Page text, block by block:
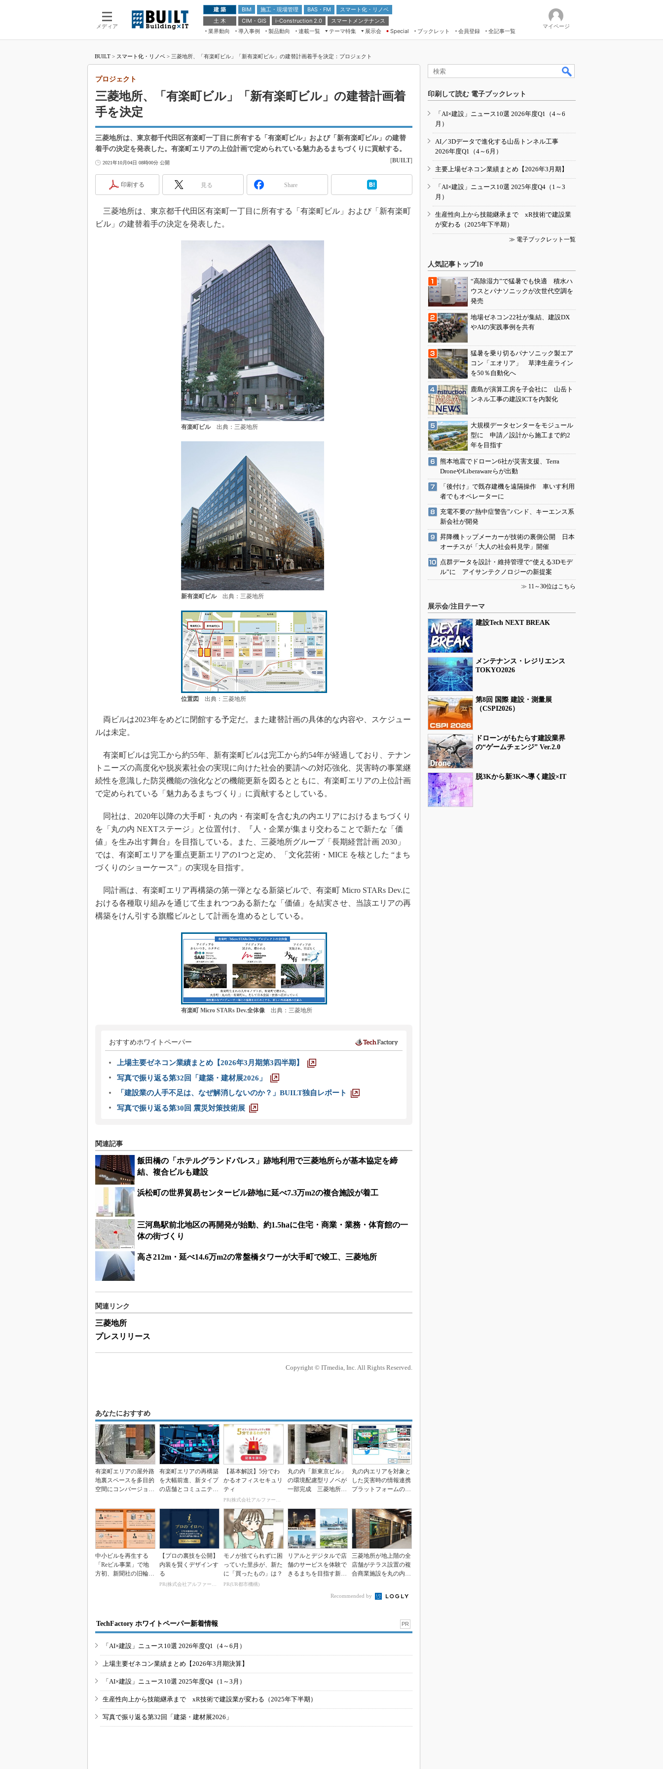
メディア
建 築 BIM 施工・現場管理 BAS・FM
スマート化・リノベ
土 木
CIM・GIS i-Construction 2.0
スマートメンテナンス
業界動向
導入事例 製品動向 連載一覧
テーマ特集
ドローンがもたらす建設業界の“ゲー
ムチェンジ” Ver.2.0
“Society5.0”時代のスマートビル
展示会
第8回 国際 建設・測量展
築・土木・不動産の先端技術展－
メンテナンス・レジリエンスOSAKA
日本 ものづくりワールド 2020
IGAS2018
Special ブックレット 会員登録 全記事一覧
マイページ
BUILT > スマート化・リノベ > 三菱地所、「有楽町ビル」「新有楽町ビル」の建替計画着手を決定：プロジェクト
三菱地所、「有楽町ビル」「新有楽町ビル」の建替計画着
手を決定
プロジェクト
三菱地所は、東京都千代田区有楽町一丁目に所有する「有楽町ビル」および「新有楽町ビル」の建替
着手の決定を発表した。有楽町エリアの上位計画で定められている魅力あるまちづくりに貢献する。
2021年10月04日 08時00分 公開 [BUILT]
印刷する 見る Share
三菱地所は、東京都千代田区有楽町一丁目に所有する「有楽町ビル」および「新有楽町
ビル」の建替着手の決定を発表した。
有楽町ビル出典：三菱地所
新有楽町ビル出典：三菱地所
位置図 出典：三菱地所
両ビルは2023年をめどに閉館する予定だ。また建替計画の具体的な内容や、スケジュー
ルは未定。
有楽町ビルは完工から約55年、新有楽町ビルは完工から約54年が経過しており、テナン
トニーズの高度化や脱炭素社会の実現に向けた社会的要請への対応強化、災害時の事業継
続性を意識した防災機能の強化などの機能更新を図るとともに、有楽町エリアの上位計画
で定められている「魅力あるまちづくり」に貢献するとしている。
同社は、2020年以降の大手町・丸の内・有楽町を含む丸の内エリアにおけるまちづくり
を「丸の内 NEXTステージ」と位置付け、『人・企業が集まり交わることで新たな「価
値」を生み出す舞台』を目指している。また、三菱地所グループ「長期経営計画 2030」
では、有楽町エリアを重点更新エリアの1つと定め、「文化芸術・MICE を核とした “まち
づくりのショーケース”」の実現を目指す。
同計画は、有楽町エリア再構築の第一弾となる新築ビルで、有楽町 Micro STARs Dev.に
おける各種取り組みを通じて生まれつつある新たな「価値」を結実させ、当該エリアの再
構築をけん引する旗艦ビルとして計画を進めるとしている。
有楽町 Micro STARs Dev.全体像出典：三菱地所
おすすめホワイトペーパー
上場主要ゼネコン業績まとめ【2026年3月期第3四半期】
写真で振り返る第32回「建築・建材展2026」
「建設業の人手不足は、なぜ解消しないのか？」BUILT独自レポート
写真で振り返る第30回 震災対策技術展
関連記事
飯田橋の「ホテルグランドパレス」跡地利用で三菱地所らが基本協定を締
結、複合ビルも建設
浜松町の世界貿易センタービル跡地に延べ7.3万m2の複合施設が着工
三河島駅前北地区の再開発が始動、約1.5haに住宅・商業・業務・体育館の一
体の街づくり
高さ212m・延べ14.6万m2の常盤橋タワーが大手町で竣工、三菱地所
関連リンク
三菱地所
プレスリリース
Copyright © ITmedia, Inc. All Rights Reserved.
あなたにおすすめ
有楽町エリアの屋外路
地裏スペースを多目的
空間にコンバージョ
有楽町エリアの再構築
を大幅前進、新タイプ
の店舗とコミュニティ
【基本解説】5分でわ
かるオフィスセキュリ
ティ
PR(株式会社アルファーテクノ)
丸の内「新東京ビル」
の環境配慮型リノベが
一部完成 三菱地所の
丸の内エリアを対象と
した災害時の情報連携
プラットフォームの機
中小ビルを再生する
「Reビル事業」で地
方初、新聞社の旧輪転
【プロの裏技を公開】
内装を賢くデザインす
る
PR(株式会社アルファーテクノ)
モノが捨てられずに困
っていた里歩が、新た
に「買ったもの」は？
PR(UR都市機構)
リアルとデジタルで店
舗のサービスを体験で
きるまちを目指す新た
三菱地所が地上階の全
店舗がテラス設置の複
合商業施設を丸の内で
Recommended by
TechFactory ホワイトペーパー新着情報 PR
「AI×建設」ニュース10選 2026年度Q1（4～6月）
上場主要ゼネコン業績まとめ【2026年3月期決算】
「AI×建設」ニュース10選 2025年度Q4（1～3月）
生産性向上から技能継承まで xR技術で建設業が変わる（2025年下半期）
写真で振り返る第32回「建築・建材展2026」
印刷して読む 電子ブックレット
「AI×建設」ニュース10選 2026年度Q1（4～6
月）
AI／3Dデータで進化する山岳トンネル工事
2026年度Q1（4～6月）
主要上場ゼネコン業績まとめ【2026年3月期】
「AI×建設」ニュース10選 2025年度Q4（1～3
月）
生産性向上から技能継承まで xR技術で建設業
が変わる（2025年下半期）
≫ 電子ブックレット一覧
人気記事トップ10
“高除湿力”で猛暑でも快適 積水ハ
ウスとパナソニックが次世代空調を
発売
地場ゼネコン22社が集結、建設DX
やAIの実践事例を共有
猛暑を乗り切るパナソニック製エア
コン「エオリア」 草津生産ライン
を50％自動化へ
鹿島が演算工房を子会社に 山岳ト
ンネル工事の建設ICTを内製化
大規模データセンターをモジュール
型に 申請／設計から施工まで約2
年を目指す
熊本地震でドローン6社が災害支援、Terra
DroneやLiberawareらが出動
「後付け」で既存建機を遠隔操作 車いす利用
者でもオペレーターに
充電不要の“熱中症警告”バンド、キーエンス系
新会社が開発
昇降機トップメーカーが技術の裏側公開 日本
オーチスが「大人の社会科見学」開催
点群データを設計・維持管理で“使える3Dモデ
ル”に アイサンテクノロジーの新提案
≫ 11～30位はこちら
展示会/注目テーマ
建設Tech NEXT BREAK
メンテナンス・レジリエンス
TOKYO2026
第8回 国際 建設・測量展
（CSPI2026）
ドローンがもたらす建設業界
の“ゲームチェンジ” Ver.2.0
脱3Kから新3Kへ導く建設×IT